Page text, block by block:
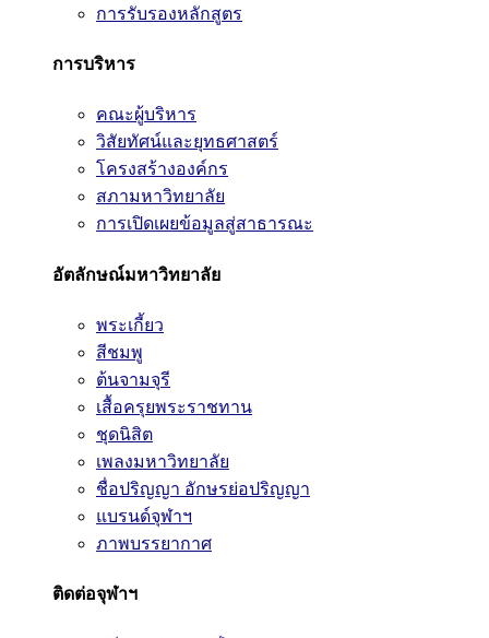
การรับรองหลักสูตร
การบริหาร
คณะผู้บริหาร
วิสัยทัศน์และยุทธศาสตร์
โครงสร้างองค์กร
สภามหาวิทยาลัย
การเปิดเผยข้อมูลสู่สาธารณะ
อัตลักษณ์มหาวิทยาลัย
พระเกี้ยว
สีชมพู
ต้นจามจุรี
เสื้อครุยพระราชทาน
ชุดนิสิต
เพลงมหาวิทยาลัย
ชื่อปริญญา อักษรย่อปริญญา
แบรนด์จุฬาฯ
ภาพบรรยากาศ
ติดต่อจุฬาฯ